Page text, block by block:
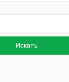
Искать